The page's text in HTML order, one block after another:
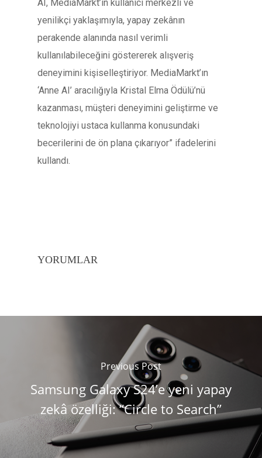
AI, MediaMarkt’ın kullanıcı merkezli ve
yenilikçi yaklaşımıyla, yapay zekânın
perakende alanında nasıl verimli
kullanılabileceğini göstererek alışveriş
deneyimini kişiselleştiriyor. MediaMarkt’ın
‘Anne AI’ aracılığıyla Kristal Elma Ödülü’nü
kazanması, müşteri deneyimini geliştirme ve
teknolojiyi ustaca kullanma konusundaki
becerilerini de ön plana çıkarıyor” ifadelerini
kullandı.
YORUMLAR
Previous Post
Samsung Galaxy S24’e yeni yapay
zekâ özelliği: “Circle to Search”